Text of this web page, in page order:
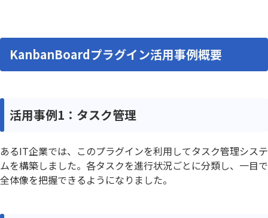
KanbanBoardプラグイン活用事例概要
活用事例1：タスク管理
あるIT企業では、このプラグインを利用してタスク管理システ
ムを構築しました。各タスクを進行状況ごとに分類し、一目で
全体像を把握できるようになりました。